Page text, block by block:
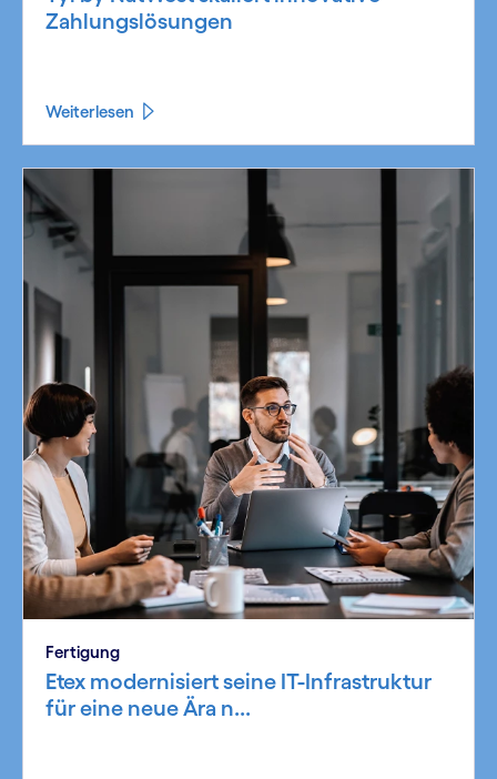
Zahlungslösungen
Weiterlesen
Fertigung
Etex modernisiert seine IT-Infrastruktur
für eine neue Ära n...